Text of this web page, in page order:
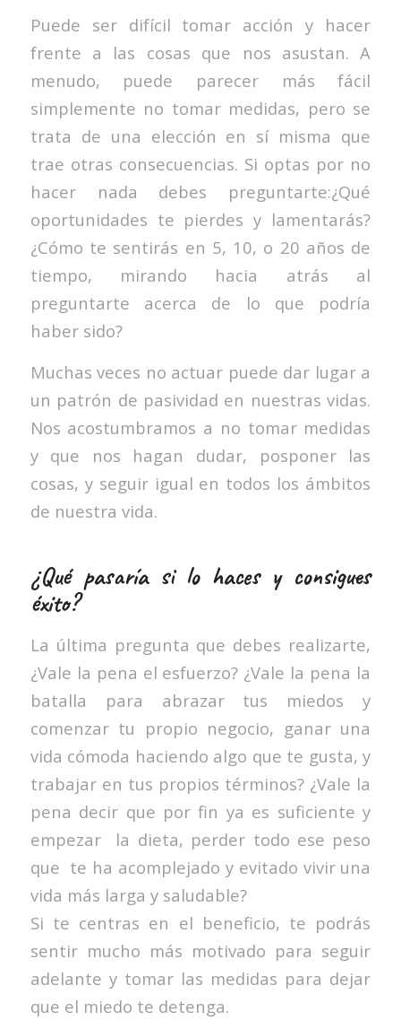
Puede ser difícil tomar acción y hacer
frente a las cosas que nos asustan. A
menudo, puede parecer más fácil
simplemente no tomar medidas, pero se
trata de una elección en sí misma que
trae otras consecuencias. Si optas por no
hacer nada debes preguntarte:¿Qué
oportunidades te pierdes y lamentarás?
¿Cómo te sentirás en 5, 10, o 20 años de
tiempo, mirando hacia atrás al
preguntarte acerca de lo que podría
haber sido?
Muchas veces no actuar puede dar lugar a
un patrón de pasividad en nuestras vidas.
Nos acostumbramos a no tomar medidas
y que nos hagan dudar, posponer las
cosas, y seguir igual en todos los ámbitos
de nuestra vida.
¿Qué pasaría si lo haces y consigues
éxito?
La última pregunta que debes realizarte,
¿Vale la pena el esfuerzo? ¿Vale la pena la
batalla para abrazar tus miedos y
comenzar tu propio negocio, ganar una
vida cómoda haciendo algo que te gusta, y
trabajar en tus propios términos? ¿Vale la
pena decir que por fin ya es suficiente y
empezar la dieta, perder todo ese peso
que te ha acomplejado y evitado vivir una
vida más larga y saludable?
Si te centras en el beneficio, te podrás
sentir mucho más motivado para seguir
adelante y tomar las medidas para dejar
que el miedo te detenga.